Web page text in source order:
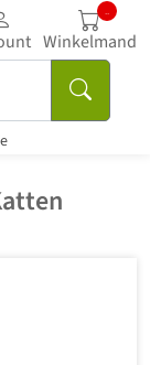
...
Winkelmand